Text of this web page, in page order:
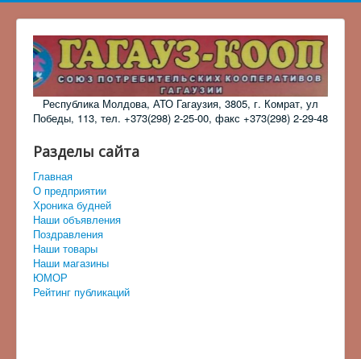
Республика Молдова, АТО Гагаузия, 3805, г. Комрат, ул
Победы, 113, тел. +373(298) 2-25-00, факс +373(298) 2-29-48
Разделы сайта
Главная
О предприятии
Хроника будней
Наши объявления
Поздравления
Наши товары
Наши магазины
ЮМОР
Рейтинг публикаций